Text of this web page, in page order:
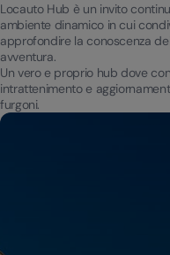
Locauto Hub è un invito
ambiente dinamico in cui
approfondire la conoscenza
avventura.
Un vero e proprio hub dove
intrattenimento e
furgoni.